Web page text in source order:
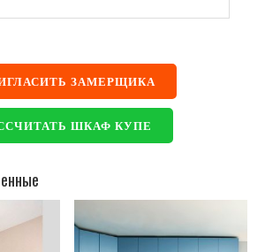
ЗАМЕРЩИКА
ШКАФ КУПЕ